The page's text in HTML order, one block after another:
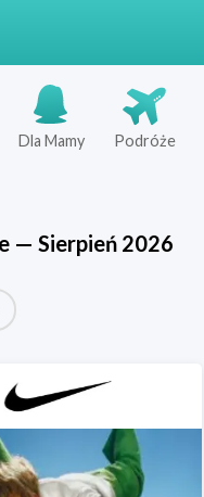
Dla Mamy Podróże
— Sierpień 2026